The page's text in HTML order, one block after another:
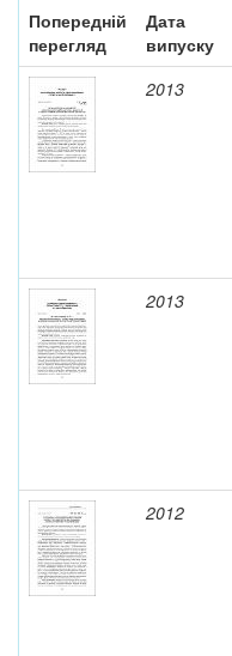
Попередній
перегляд
Дата
випуску
2013
2013
2012